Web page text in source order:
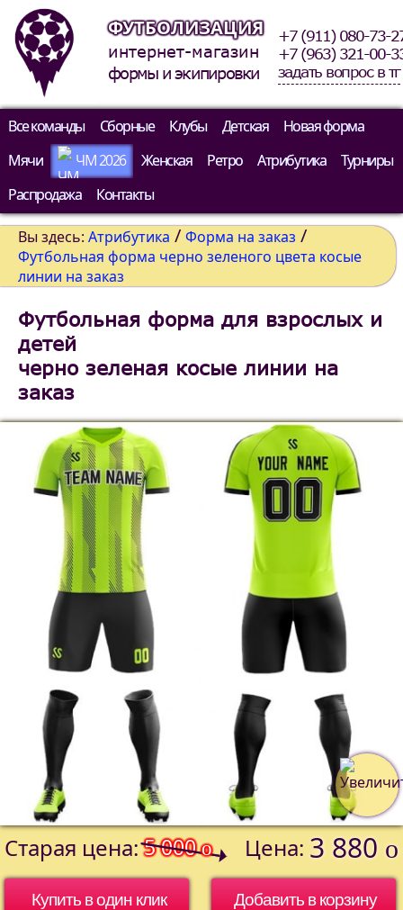
ФУТБОЛИЗАЦИЯ
интернет-магазин
формы и экипировки
+7 (911) 080-73-
+7 (963) 321-00-
задать вопрос в тг
Все команды Сборные Клубы Детская
Новая форма
Мячи
ЧМ 2026 Женская Ретро Атрибутика
Турниры
Распродажа
Контакты
Вы здесь: Атрибутика / Форма на заказ /
Футбольная форма черно зеленого цвета косые
линии на заказ
Футбольная форма для взрослых и
детей
черно зеленая косые линии на
заказ
Старая цена: 5 000o Цена: 3 880 o
Купить в один клик